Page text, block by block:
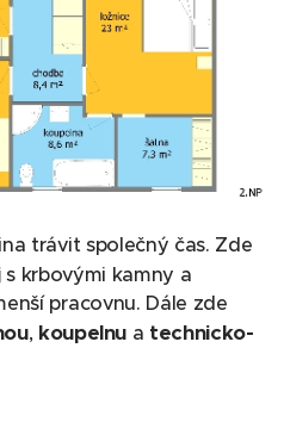
trávit společný čas. Zde
s krbovými kamny a
pracovnu. Dále zde
, koupelnu a technicko-